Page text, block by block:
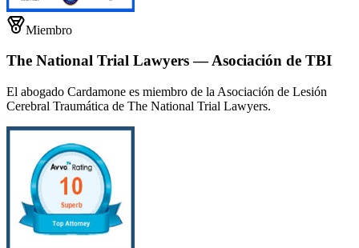
Miembro
The National Trial Lawyers — Asociación de TBI
El abogado Cardamone es miembro de la Asociación de Lesión
Cerebral Traumática de The National Trial Lawyers.